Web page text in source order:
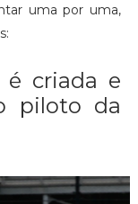
uma por uma,
é criada e
piloto da